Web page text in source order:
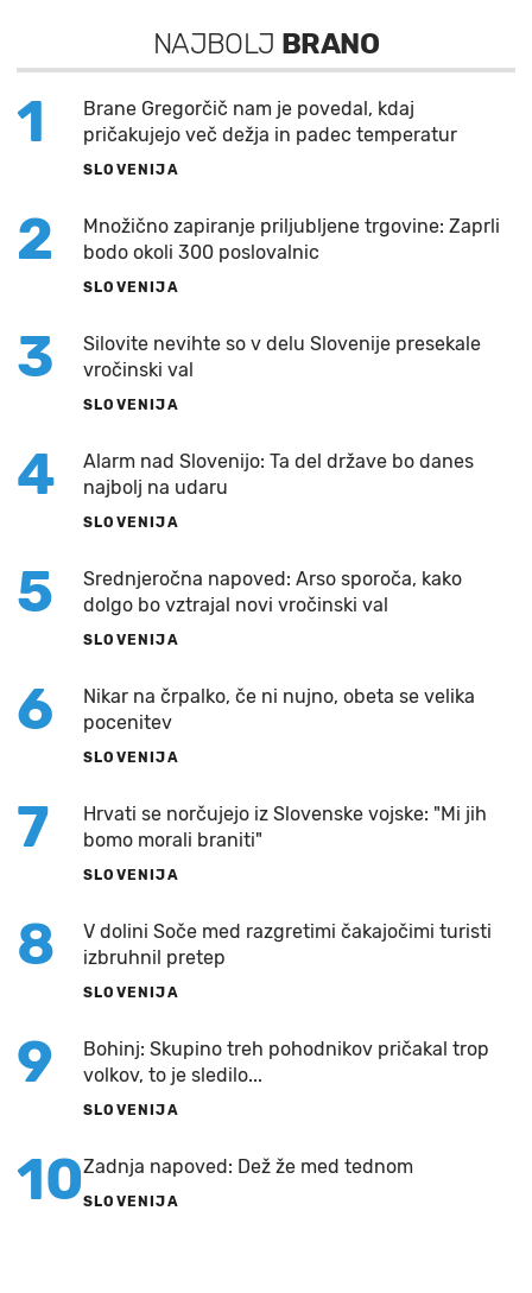
NAJBOLJ BRANO
1
Brane Gregorčič nam je povedal, kdaj
pričakujejo več dežja in padec temperatur
SLOVENIJA
2
Množično zapiranje priljubljene trgovine: Zaprli
bodo okoli 300 poslovalnic
SLOVENIJA
3
Silovite nevihte so v delu Slovenije presekale
vročinski val
SLOVENIJA
4
Alarm nad Slovenijo: Ta del države bo danes
najbolj na udaru
SLOVENIJA
5
Srednjeročna napoved: Arso sporoča, kako
dolgo bo vztrajal novi vročinski val
SLOVENIJA
6
Nikar na črpalko, če ni nujno, obeta se velika
pocenitev
SLOVENIJA
7
Hrvati se norčujejo iz Slovenske vojske: "Mi jih
bomo morali braniti"
SLOVENIJA
8
V dolini Soče med razgretimi čakajočimi turisti
izbruhnil pretep
SLOVENIJA
9
Bohinj: Skupino treh pohodnikov pričakal trop
volkov, to je sledilo...
SLOVENIJA
10Zadnja napoved: Dež že med tednom
SLOVENIJA